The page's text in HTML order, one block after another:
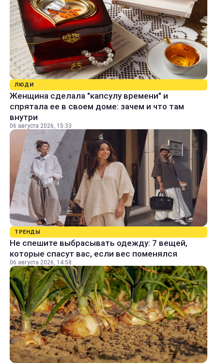
ЛЮДИ
Женщина сделала "капсулу времени" и
спрятала ее в своем доме: зачем и что там
внутри
06 августа 2026, 15:33
ТРЕНДЫ
Не спешите выбрасывать одежду: 7 вещей,
которые спасут вас, если вес поменялся
06 августа 2026, 14:58